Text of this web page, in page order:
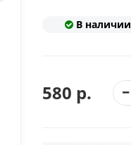
В наличии
580 р.